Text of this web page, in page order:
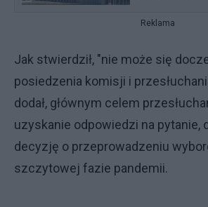
Reklama
Jak stwierdził, "nie może się
posiedzenia komisji i
dodał, głównym celem
uzyskanie odpowiedzi na pytanie,
decyzję o przeprowadzeniu
szczytowej fazie pandemii.